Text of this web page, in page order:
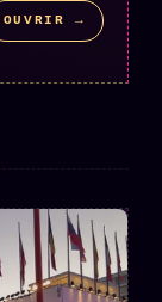
OUVRIR →